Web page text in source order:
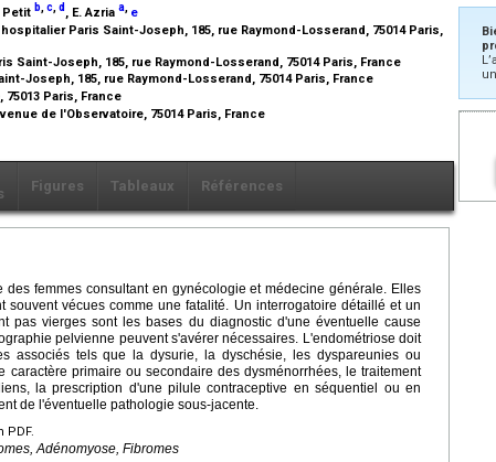
Petit b,c,d , E. Azria a, e
Paris Saint-Joseph, 185, rue Raymond-Losserand, 75014 Paris,
Saint-Joseph, 185, rue Raymond-Losserand, 75014 Paris, France
Joseph, 185, rue Raymond-Losserand, 75014 Paris, France
Paris, France
de l'Observatoire, 75014 Paris, France
Figures Tableaux Références
femmes consultant en gynécologie et médecine générale. Elles
vécues comme une fatalité. Un interrogatoire détaillé et un
pas vierges sont les bases du diagnostic d'une éventuelle cause
pelvienne peuvent s'avérer nécessaires. L'endométriose doit
associés tels que la dysurie, la dyschésie, les dyspareunies ou
caractère primaire ou secondaire des dysménorrhées, le traitement
la prescription d'une pilule contraceptive en séquentiel ou en
de l'éventuelle pathologie sous-jacente.
PDF.
Adénomyose, Fibromes